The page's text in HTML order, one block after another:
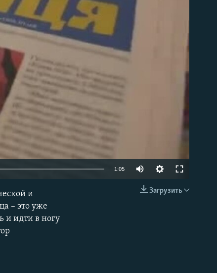
EMBED
1:05
Загрузить
и
– это уже
и идти в ногу